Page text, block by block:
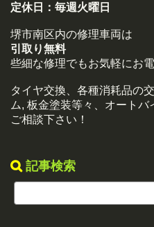
定休日： 毎週火曜日
堺市南区内の修理車両は
引取り無料
些細な修理でもお気軽にお
タイヤ交換、各種消耗品の
ム, 板金塗装等々、オート
ご相談下さい！
記事検索